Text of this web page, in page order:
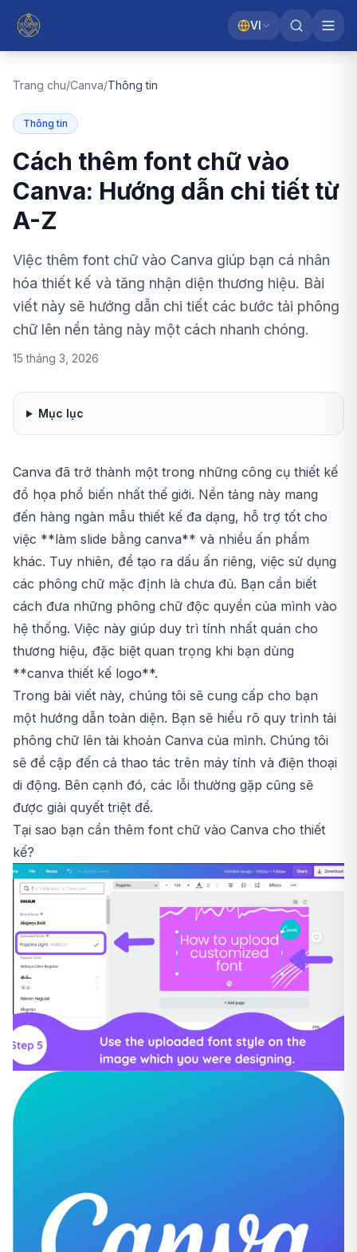
VI
Trang chu/Canva/Thông tin
Thông tin
Cách thêm font chữ vào
Canva: Hướng dẫn chi tiết từ
A-Z
Việc thêm font chữ vào Canva giúp bạn cá nhân
hóa thiết kế và tăng nhận diện thương hiệu. Bài
viết này sẽ hướng dẫn chi tiết các bước tải phông
chữ lên nền tảng này một cách nhanh chóng.
15 tháng 3, 2026
Mục lục
Canva đã trở thành một trong những công cụ thiết kế
đồ họa phổ biến nhất thế giới. Nền tảng này mang
đến hàng ngàn mẫu thiết kế đa dạng, hỗ trợ tốt cho
việc **làm slide bằng canva** và nhiều ấn phẩm
khác. Tuy nhiên, để tạo ra dấu ấn riêng, việc sử dụng
các phông chữ mặc định là chưa đủ. Bạn cần biết
cách đưa những phông chữ độc quyền của mình vào
hệ thống. Việc này giúp duy trì tính nhất quán cho
thương hiệu, đặc biệt quan trọng khi bạn dùng
**canva thiết kế logo**.
Trong bài viết này, chúng tôi sẽ cung cấp cho bạn
một hướng dẫn toàn diện. Bạn sẽ hiểu rõ quy trình tải
phông chữ lên tài khoản Canva của mình. Chúng tôi
sẽ đề cập đến cả thao tác trên máy tính và điện thoại
di động. Bên cạnh đó, các lỗi thường gặp cũng sẽ
được giải quyết triệt để.
Tại sao bạn cần thêm font chữ vào Canva cho thiết
kế?